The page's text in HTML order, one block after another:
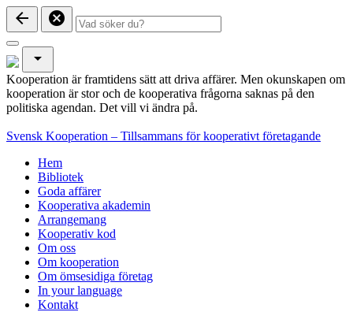
arrow_back cancel
arrow_drop_down
Kooperation är framtidens sätt att driva affärer. Men okunskapen om
kooperation är stor och de kooperativa frågorna saknas på den
politiska agendan. Det vill vi ändra på.
Svensk Kooperation – Tillsammans för kooperativt företagande
Hem
Bibliotek
Goda affärer
Kooperativa akademin
Arrangemang
Kooperativ kod
Om oss
Om kooperation
Om ömsesidiga företag
In your language
Kontakt